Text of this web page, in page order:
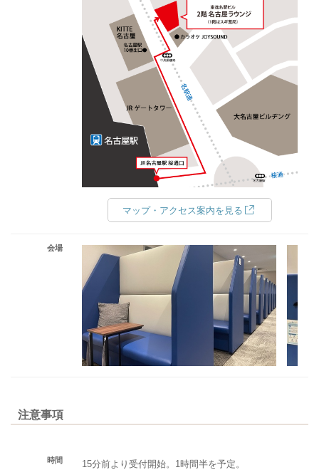
マップ・アクセス案内を見る
会場
注意事項
時間
15分前より受付開始。1時間半を予定。